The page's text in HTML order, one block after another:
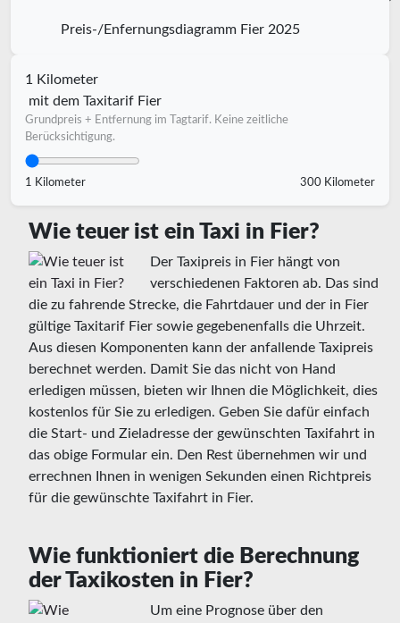
Preis-/Enfernungsdiagramm Fier 2025
1 Kilometer
mit dem Taxitarif Fier
Grundpreis + Entfernung im Tagtarif. Keine zeitliche
Berücksichtigung.
1 Kilometer 300 Kilometer
Wie teuer ist ein Taxi in Fier?
Der Taxipreis in Fier hängt von
verschiedenen Faktoren ab. Das sind
die zu fahrende Strecke, die Fahrtdauer und der in Fier
gültige Taxitarif Fier sowie gegebenenfalls die Uhrzeit.
Aus diesen Komponenten kann der anfallende Taxipreis
berechnet werden. Damit Sie das nicht von Hand
erledigen müssen, bieten wir Ihnen die Möglichkeit, dies
kostenlos für Sie zu erledigen. Geben Sie dafür einfach
die Start- und Zieladresse der gewünschten Taxifahrt in
das obige Formular ein. Den Rest übernehmen wir und
errechnen Ihnen in wenigen Sekunden einen Richtpreis
für die gewünschte Taxifahrt in Fier.
Wie funktioniert die Berechnung
der Taxikosten in Fier?
Um eine Prognose über den